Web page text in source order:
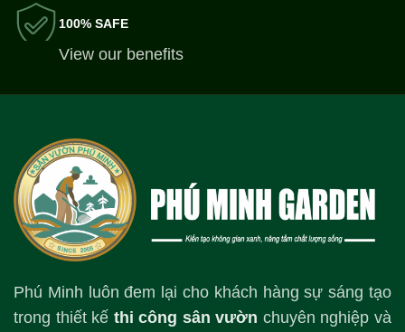
100% SAFE
View our benefits
Phú Minh luôn đem lại cho khách hàng sự sáng tạo
trong thiết kế thi công sân vườn chuyên nghiệp và